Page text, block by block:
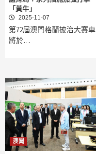
「黃牛」
2025-11-07
第72屆澳門格蘭披治大賽車
將於…
澳聞